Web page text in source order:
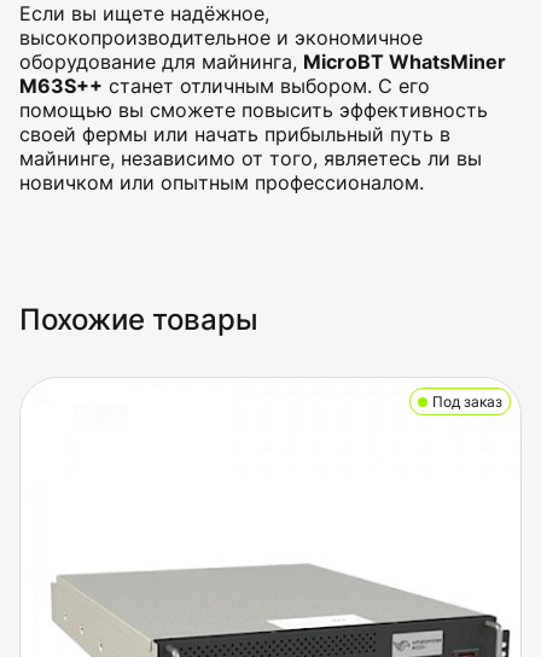
Если вы ищете надёжное,
высокопроизводительное и экономичное
оборудование для майнинга, MicroBT WhatsMiner
M63S++ станет отличным выбором. С его
помощью вы сможете повысить эффективность
своей фермы или начать прибыльный путь в
майнинге, независимо от того, являетесь ли вы
новичком или опытным профессионалом.
Похожие товары
Под заказ